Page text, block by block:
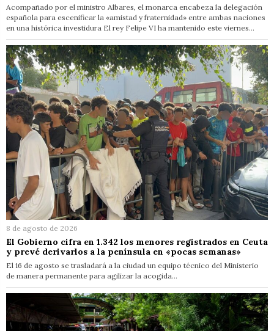
Acompañado por el ministro Albares, el monarca encabeza la delegación
española para escenificar la «amistad y fraternidad» entre ambas naciones
en una histórica investidura El rey Felipe VI ha mantenido este viernes…
8 de agosto de 2026
El Gobierno cifra en 1.342 los menores registrados en Ceuta
y prevé derivarlos a la península en «pocas semanas»
El 16 de agosto se trasladará a la ciudad un equipo técnico del Ministerio
de manera permanente para agilizar la acogida…